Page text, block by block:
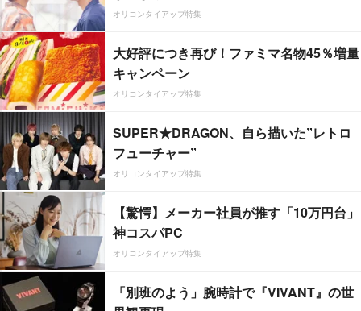
オリコンタイアップ特集
大好評につき再び！ファミマ名物45％増量
キャンペーン
オリコンタイアップ特集
SUPER★DRAGON、自ら描いた”レトロ
フューチャー”
オリコンタイアップ特集
【驚愕】メーカー社員が推す「10万円台」
神コスパPC
オリコンタイアップ特集
「別班のよう」腕時計で『VIVANT』の世